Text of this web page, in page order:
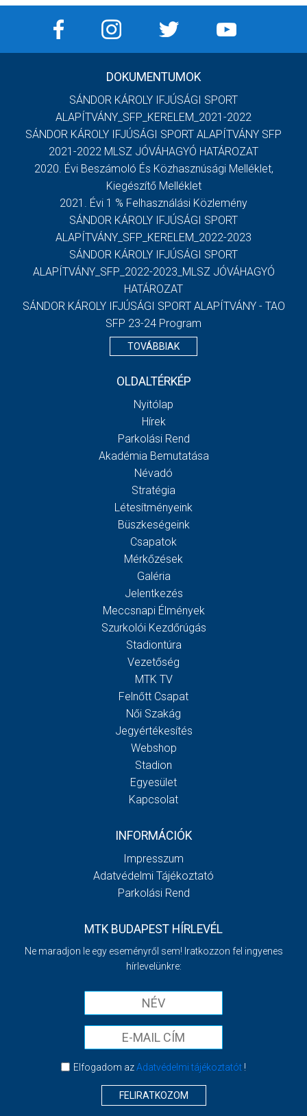
DOKUMENTUMOK
SÁNDOR KÁROLY IFJÚSÁGI SPORT
ALAPÍTVÁNY_SFP_KERELEM_2021-2022
SÁNDOR KÁROLY IFJÚSÁGI SPORT ALAPÍTVÁNY SFP
2021-2022 MLSZ JÓVÁHAGYÓ HATÁROZAT
2020. Évi Beszámoló És Közhasznúsági Melléklet,
Kiegészítő Melléklet
2021. Évi 1 % Felhasználási Közlemény
SÁNDOR KÁROLY IFJÚSÁGI SPORT
ALAPÍTVÁNY_SFP_KERELEM_2022-2023
SÁNDOR KÁROLY IFJÚSÁGI SPORT
ALAPÍTVÁNY_SFP_2022-2023_MLSZ JÓVÁHAGYÓ
HATÁROZAT
SÁNDOR KÁROLY IFJÚSÁGI SPORT ALAPÍTVÁNY - TAO
SFP 23-24 Program
TOVÁBBIAK
OLDALTÉRKÉP
Nyitólap
Hírek
Parkolási Rend
Akadémia Bemutatása
Névadó
Stratégia
Létesítményeink
Büszkeségeink
Csapatok
Mérkőzések
Galéria
Jelentkezés
Meccsnapi Élmények
Szurkolói Kezdőrúgás
Stadiontúra
Vezetőség
MTK TV
Felnőtt Csapat
Női Szakág
Jegyértékesítés
Webshop
Stadion
Egyesület
Kapcsolat
INFORMÁCIÓK
Impresszum
Adatvédelmi Tájékoztató
Parkolási Rend
MTK BUDAPEST HÍRLEVÉL
Ne maradjon le egy eseményről sem! Iratkozzon fel ingyenes
hírlevelünkre:
Elfogadom azAdatvédelmi tájékoztatót!
FELIRATKOZOM